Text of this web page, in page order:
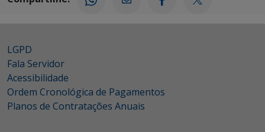
LGPD
Fala Servidor
Acessibilidade
Ordem Cronológica de Pagamentos
Planos de Contratações Anuais